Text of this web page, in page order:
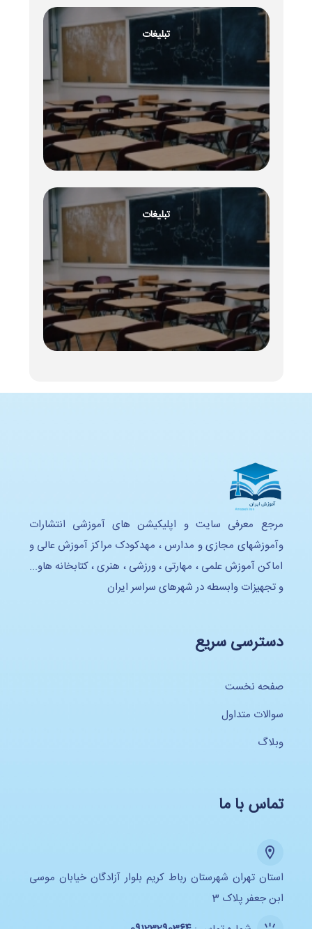
تبلیغات
تبلیغات
مرجع معرفی سایت و اپلیکیشن های آموزشی انتشارات
وآموزشهای مجازی و مدارس ، مهدکودک مراکز آموزش عالی و
اماکن آموزش علمی ، مهارتی ، ورزشی ، هنری ، کتابخانه هاو...
و تجهیزات وابسطه در شهرهای سراسر ایران
دسترسی سریع
صفحه نخست
سوالات متداول
وبلاگ
تماس با ما
استان تهران شهرستان رباط کریم بلوار آزادگان خیابان موسی
ابن جعفر پلاک 3